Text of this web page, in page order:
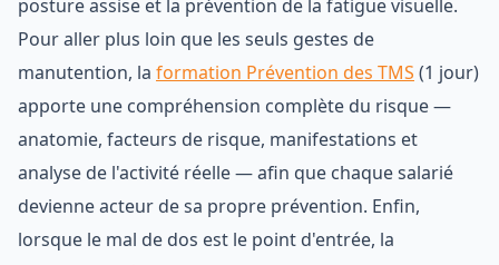
posture assise et la prévention de la fatigue visuelle.
Pour aller plus loin que les seuls gestes de
manutention, la formation Prévention des TMS (1 jour)
apporte une compréhension complète du risque —
anatomie, facteurs de risque, manifestations et
analyse de l'activité réelle — afin que chaque salarié
devienne acteur de sa propre prévention. Enfin,
lorsque le mal de dos est le point d'entrée, la